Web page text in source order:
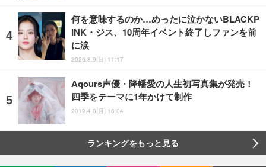
何を意味するのか…めったに泣かないBLACKP
INK・ジス、10周年イベント終了しファンを前
に涙
2026.8.9(日) 11:17
Aqours声優・降幡愛の人生初写真集が発売！
四季をテーマに1年かけて制作
2019.4.8(月) 16:04
ランキングをもっと見る